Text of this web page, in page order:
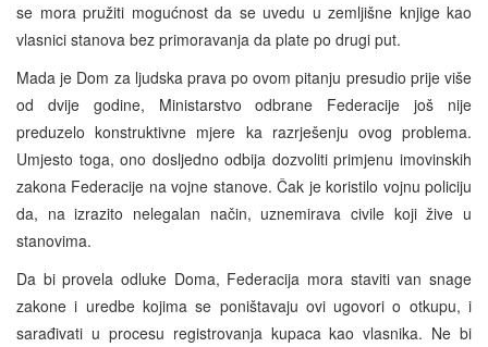
se mora pružiti mogućnost da se uvedu u zemljišne knjige kao
vlasnici stanova bez primoravanja da plate po drugi put.
Mada je Dom za ljudska prava po ovom pitanju presudio prije više
od dvije godine, Ministarstvo odbrane Federacije još nije
preduzelo konstruktivne mjere ka razrješenju ovog problema.
Umjesto toga, ono dosljedno odbija dozvoliti primjenu imovinskih
zakona Federacije na vojne stanove. Čak je koristilo vojnu policiju
da, na izrazito nelegalan način, uznemirava civile koji žive u
stanovima.
Da bi provela odluke Doma, Federacija mora staviti van snage
zakone i uredbe kojima se poništavaju ovi ugovori o otkupu, i
sarađivati u procesu registrovanja kupaca kao vlasnika. Ne bi